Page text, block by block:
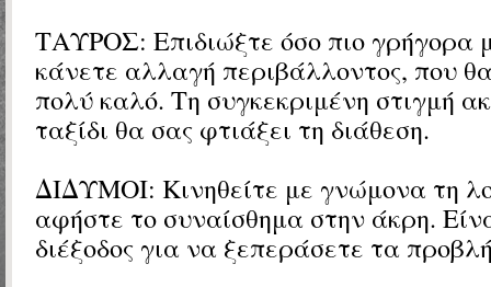
ΤΑΥΡΟΣ: Επιδιώξτε όσο πιο γρήγορα
κάνετε αλλαγή περιβάλλοντος, που
πολύ καλό. Τη συγκεκριμένη στιγμή
ταξίδι θα σας φτιάξει τη διάθεση.
ΔΙΔΥΜΟΙ: Κινηθείτε με γνώμονα τη
αφήστε το συναίσθημα στην άκρη.
διέξοδος για να ξεπεράσετε τα